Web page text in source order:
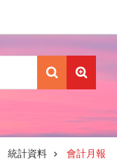
統計資料 會計月報